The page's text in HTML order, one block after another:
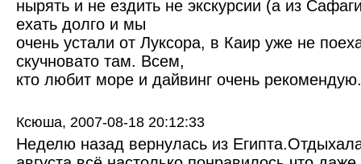
нырять и не ездить не экскурсии (а из
ехать долго и мы
очень устали от Луксора, в Каир уже не
скучновато там. Всем,
кто любит море и дайвинг очень рекомендую.
Ксюша, 2007-08-18 20:12:33
Неделю назад вернулась из